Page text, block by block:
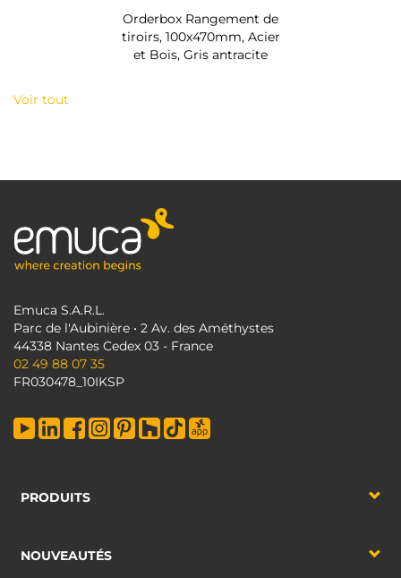
Orderbox Rangement de
tiroirs, 100x470mm, Acier
et Bois, Gris antracite
Voir tout
Emuca S.A.R.L.
Parc de l'Aubinière • 2 Av. des Améthystes
44338 Nantes Cedex 03 - France
02 49 88 07 35
FR030478_10IKSP
PRODUITS
NOUVEAUTÉS